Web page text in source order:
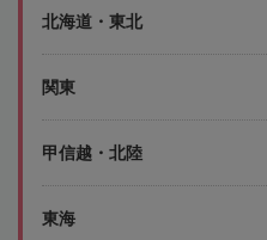
北海道・東北
関東
甲信越・北陸
東海